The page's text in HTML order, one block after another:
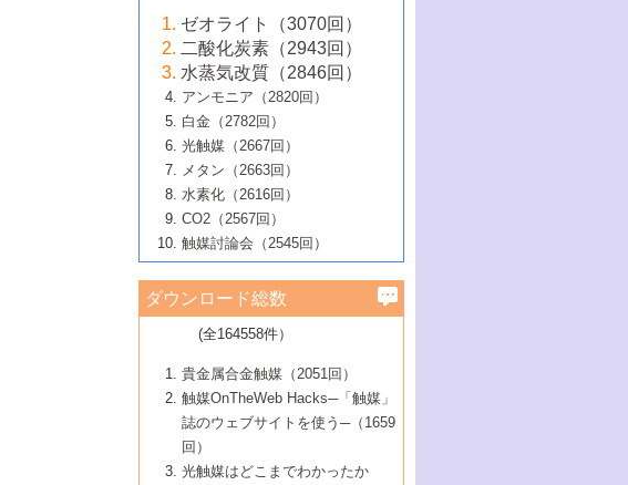
大学：オンライン・対面開催）
6号 メタン転換技術の最新動向
B号 第125回触媒討論会（2020年・工学
院大学）
5号 固体触媒による含窒素有機化合物変
換の最前線
6号 貴金属使用量低減に向けた自動車排
ガス浄化触媒の開発
B号 第123回触媒討論会（2019年・大阪
B号 第121回触媒討論会（2018年・東京
大学）
5号 水素のふるまいを解き明かす最先端
研究
6号 低級アルカンの有効利用のための触
媒技術
B号 第119回触媒討論会（2017年・首都
大学東京）
媒技術
3号 触媒研究の最先端～とびたて若き研究
者たち～（1）
4号 触媒研究の最先端～とびたて若き研究
者たち～（2）
5号 触媒研究の最先端～とびたて若き研究
者たち～（3）
6号 イオニクス材料と燃料電池・電解合成
の最新の研究動向
B号 第117回触媒討論会（2016年・大阪府
立大学）
2号 石油精製用触媒の最近の進展
3号 固体酸化物形燃料電池（SOFC）におけ
るアノード触媒上での燃料直接改質技術
4号 コアシェル構造の制御による触媒機能
5号 工業触媒およびその周辺技術の最近の
進歩
6号 ナノシート
B号 第115回触媒討論会（2015年・成蹊大
2号 光触媒反応機構に関する最新の研究動
向
開発動向
4号 人工光合成に向けた近年のアプローチ
5号 未利用熱エネルギーの有効活用に貢献
する触媒技術
6号 ポリオキソメタレート
B号 第113回触媒討論会（2014年・ロワジ
ールホテル豊橋）
1号 高耐久性燃料電池システム用触媒にお
ける新展開
2号 リビングラジカル重合の最近の動向
3号 天然ガスの化学工業的展開に関する触
媒技術
4号 貴金属触媒の精密構造制御とその活用
5号 バイオマス化成品製造のための固体触
6号 ナノ空間─吸着状態解析から新機能開拓
B号 第111回触媒討論会（2013年・関西大
▼54巻（2012年）
1号 規則性多孔体の利用技術における最近
の進歩
2号 第109回触媒討論会
3号 貴金属低減技術の最新動向
4号 貴金属代替技術の最新動向
5号 光触媒による物質変換反応の新展開
6号 グラフェン
7号 水素を利用する化成品合成の新潮流
▼53巻（2011年）
1号 金属学から見る合金触媒の新展開
2号 第107回触媒討論会
3号 触媒のその場観察法の進歩（１）
4号 触媒のその場観察法の進歩（２）
5号 不活性結合の触媒的活性化による有機
合成
6号 新しい固体酸触媒技術
7号 ゼオライト合成における最近の進歩
▼52巻（2010年）
1号 触媒の劣化対策と長寿命触媒開発
2号 第105回触媒討論会
3号 ナノ構造が拓く新機能
4号 活性サイトおよびその環境の精密な設
計による触媒の高機能化
5号 触媒を有効に使うための技術
7号 有機分子触媒による精密有機合成
8号 高機能化ポリオレフィンに向けた重合
触媒の最近の進展
1号 炭素材料－熱い注目を集める材料－
2号 第103回触媒討論会
3号 環境浄化用光触媒の現状と課題
4号 水素社会の実現に向けた水素製造・貯
蔵技術の進歩
5号 CO2が関わる触媒・材料
7号 持続可能社会実現のための触媒および
触媒関連技術
▼50巻（2008年）
1号 触媒化学と学会のこの10年，半世紀，
そして未来
2号 第101回触媒討論会
4号 錯体を利用したユニークな表面構造の
構築と機能
5号 若手会員による触媒研究の未来展望1：
企業編
6号 第102回触媒討論会
7号 触媒・化学反応における計算化学の進
▼49巻（2007年）
1号 含フッ素化合物の合成と触媒
2号 第99回触媒討論会
3号 実用的ファインケミカル合成プロセス
を実現する触媒
5号 こんな物質，あんな物質―新たな触媒
の可能性―
7号 『結晶の化学』を活かした触媒研究
▼48巻（2006年）
1号 固体酸触媒の最近の進歩
2号 第97回触媒討論会
3号 リビング重合触媒の最近の展開
5号 水素製造・貯蔵のための触媒技術の新
しい展開
6号 第98回触媒討論会
7号 基礎化学品製造の触媒技術
1号 最近の触媒担体とその効果
2号 第95回触媒討論会
4号 水分解用光触媒材料
5号 時間分解分光の進歩と応用
6号 第96回触媒討論会
▼46巻（2004年）
1号 部分酸化反応触媒の最前線
2号 第93回触媒討論会
3号 特殊エネルギー場の触媒反応
4号 生体内における金属の触媒作用
5号 ファインケミカルズの展開に寄与する
▼45巻（2003年）
1号 なぜこの触媒が良いのか？
2号 第91回触媒討論会
3号 最近の自動車排ガス処理技術
4号 触媒研究の現状と将来─第90回触媒討論
▼44巻（2002年）
1号 高次制御された触媒の化学
2号 第89回触媒討論会
3号 触媒を利用した電気化学の新展開
▼43巻（2001年）
1号 グリーンケミストリーと触媒
2号 第87回触媒討論会特集号
▼42巻（2000年）
1号 触媒反応工学の明日を拓く
▼41巻（1999年）
ゼオライト（3070回）
二酸化炭素（2943回）
水蒸気改質（2846回）
アンモニア（2820回）
白金（2782回）
光触媒（2667回）
メタン（2663回）
水素化（2616回）
CO2（2567回）
触媒討論会（2545回）
ダウンロード総数
(全164558件）
貴金属合金触媒（2051回）
触媒OnTheWeb Hacks─「触媒」
誌のウェブサイトを使う─（1659
回）
光触媒はどこまでわかったか